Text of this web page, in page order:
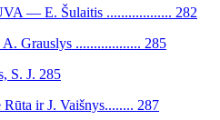
— E. Šulaitis .................. 282
Grauslys .................. 285
S. J. 285
ir J. Vaišnys........ 287